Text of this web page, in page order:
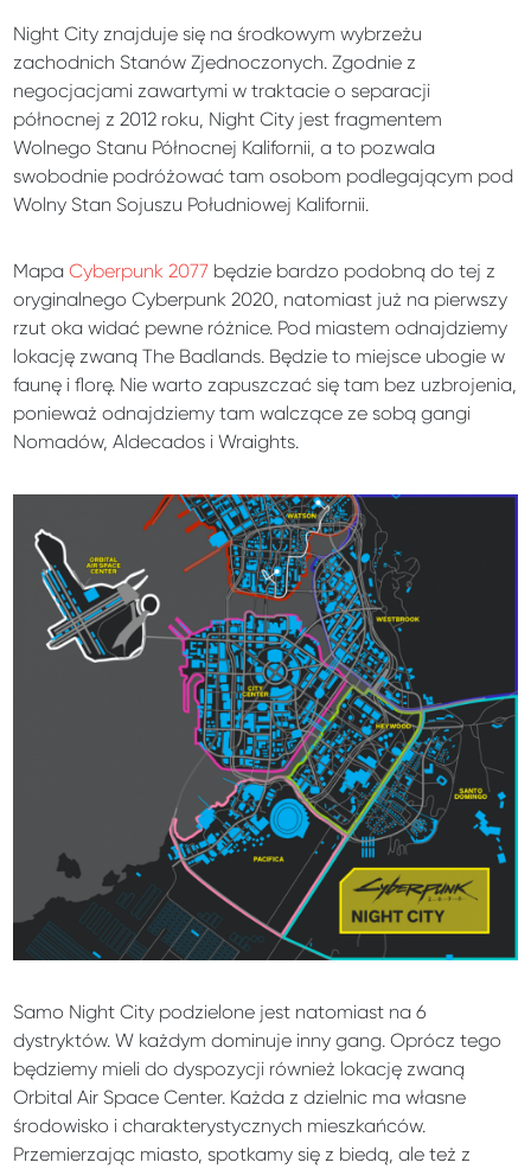
Night City znajduje się na środkowym wybrzeżu
zachodnich Stanów Zjednoczonych. Zgodnie z
negocjacjami zawartymi w traktacie o separacji
północnej z 2012 roku, Night City jest fragmentem
Wolnego Stanu Północnej Kalifornii, a to pozwala
swobodnie podróżować tam osobom podlegającym pod
Wolny Stan Sojuszu Południowej Kalifornii.
MapaCyberpunk 2077 będzie bardzo podobną do tej z
oryginalnego Cyberpunk 2020, natomiast już na pierwszy
rzut oka widać pewne różnice. Pod miastem odnajdziemy
lokację zwaną The Badlands. Będzie to miejsce ubogie w
faunę i florę. Nie warto zapuszczać się tam bez uzbrojenia,
ponieważ odnajdziemy tam walczące ze sobą gangi
Nomadów, Aldecados i Wraights.
Samo Night City podzielone jest natomiast na 6
dystryktów. W każdym dominuje inny gang. Oprócz tego
będziemy mieli do dyspozycji również lokację zwaną
Orbital Air Space Center. Każda z dzielnic ma własne
środowisko i charakterystycznych mieszkańców.
Przemierzając miasto, spotkamy się z biedą, ale też z